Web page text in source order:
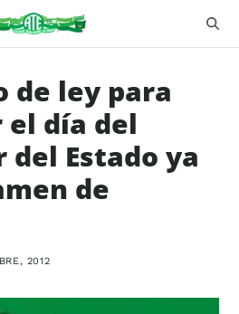
de ley para
día del
del Estado ya
de
2012